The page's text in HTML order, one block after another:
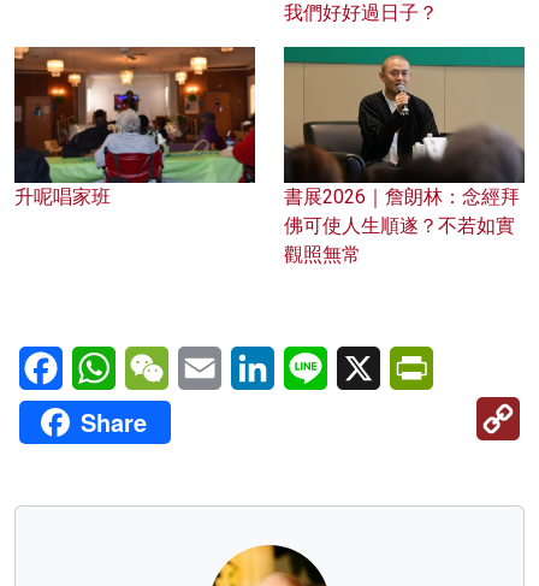
我們好好過日子？
升呢唱家班
書展2026｜詹朗林：念經拜
佛可使人生順遂？不若如實
觀照無常
FacebookWhatsAppWeChatEmail LinkedInLine X
Share